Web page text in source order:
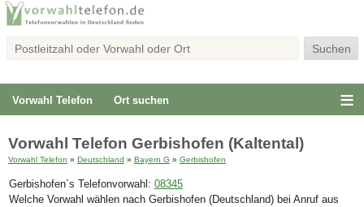
Vorwahl Telefon Ort suchen
Vorwahl Telefon Gerbishofen (Kaltental)
Vorwahl Telefon » Deutschland » Bayern G » Gerbishofen
Gerbishofen`s Telefonvorwahl: 08345
Welche Vorwahl wählen nach Gerbishofen (Deutschland) bei Anruf aus